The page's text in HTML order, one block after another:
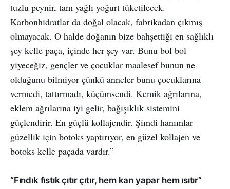
tuzlu peynir, tam yağlı yoğurt tüketilecek.
Karbonhidratlar da doğal olacak, fabrikadan çıkmış
olmayacak. O halde doğanın bize bahşettiği en sağlıklı
şey kelle paça, içinde her şey var. Bunu bol bol
yiyeceğiz, gençler ve çocuklar maalesef bunun ne
olduğunu bilmiyor çünkü anneler bunu çocuklarına
vermedi, tattırmadı, küçümsendi. Kemik ağrılarına,
eklem ağrılarına iyi gelir, bağışıklık sistemini
güçlendirir. En güçlü kollajendir. Şimdi hanımlar
güzellik için botoks yaptırıyor, en güzel kollajen ve
botoks kelle paçada vardır.”
“Fındık fıstık çıtır çıtır, hem kan yapar hem ısıtır”